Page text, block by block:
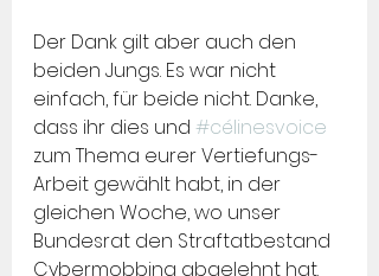
Der Dank gilt aber auch den
beiden Jungs. Es war nicht
einfach, für beide nicht. Danke,
dass ihr dies und #célinesvoice
zum Thema eurer Vertiefungs-
Arbeit gewählt habt, in der
gleichen Woche, wo unser
Bundesrat den Straftatbestand
Cybermobbing abgelehnt hat.